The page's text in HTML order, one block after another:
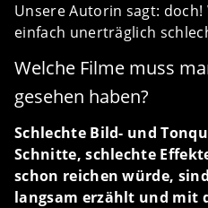
Unsere Autorin sagt: doch!
einfach unerträglich
Welche Filme muss
gesehen haben?
Schlechte Bild- und
Schnitte, schlechte
schon reichen würde,
langsam erzählt und mit